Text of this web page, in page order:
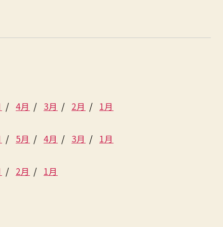
4月 3月 2月
1月
5月 4月 3月
1月
2月
1月